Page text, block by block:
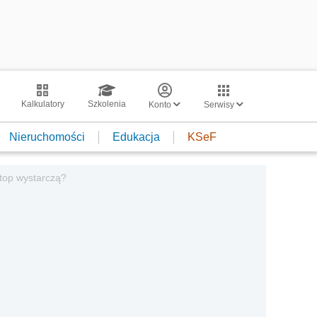
Kalkulatory Szkolenia Konto Serwisy
Nieruchomości Edukacja KSeF
wystarczą?